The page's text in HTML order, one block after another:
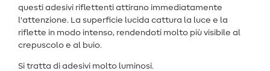
questi adesivi riflettenti attirano immediatamente
l'attenzione. La superficie lucida cattura la luce e la
riflette in modo intenso, rendendoti molto più visibile al
crepuscolo e al buio.
Si tratta di adesivi molto luminosi.